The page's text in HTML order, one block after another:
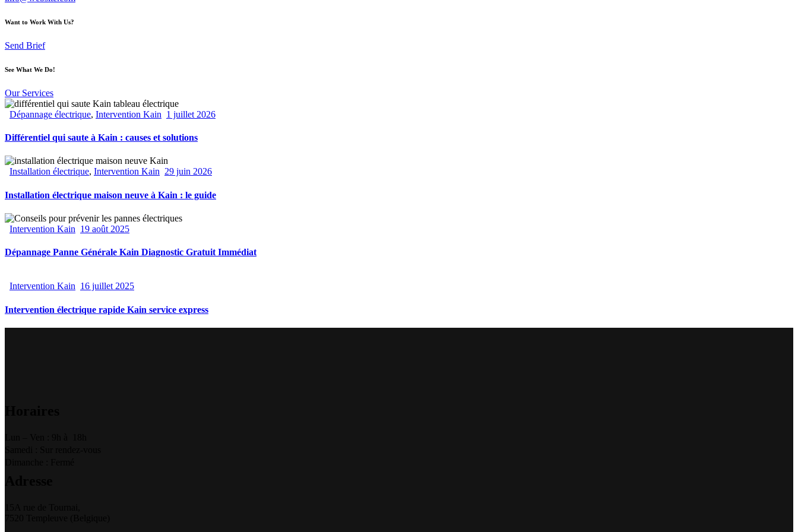
Want to Work With Us?
Send Brief
See What We Do!
Our Services
Dépannage électrique, Intervention Kain 1 juillet 2026
Différentiel qui saute à Kain : causes et solutions
Installation électrique, Intervention Kain 29 juin 2026
Installation électrique maison neuve à Kain : le guide
Intervention Kain 19 août 2025
Dépannage Panne Générale Kain Diagnostic Gratuit Immédiat
Intervention Kain 16 juillet 2025
Intervention électrique rapide Kain service express